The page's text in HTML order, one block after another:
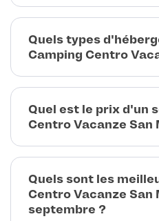
Quels types
Camping Centro
Quel est le prix d'un
Centro Vacanze San
Quels sont les
Centro Vacanze San
septembre ?